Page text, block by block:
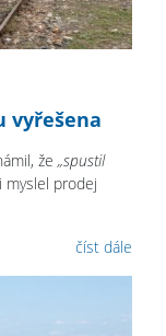
vyřešena
že „spustil
prodej
číst dále